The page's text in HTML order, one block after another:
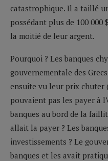
catastrophique. Il a taillé
possédant plus de 100
la moitié de leur argent.
Pourquoi ? Les banques
gouvernementale des
ensuite vu leur prix chuter
pouvaient pas les payer à
banques au bord de la
allait la payer ? Les
investissements ? Le
banques et les avait